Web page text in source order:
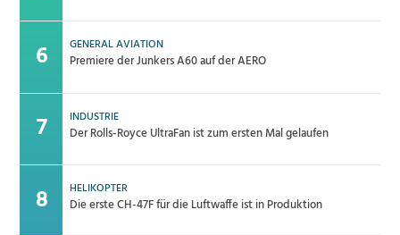
GENERAL AVIATION
Premiere der Junkers A60 auf der AERO
INDUSTRIE
Der Rolls-Royce UltraFan ist zum ersten Mal gelaufen
HELIKOPTER
Die erste CH-47F für die Luftwaffe ist in Produktion